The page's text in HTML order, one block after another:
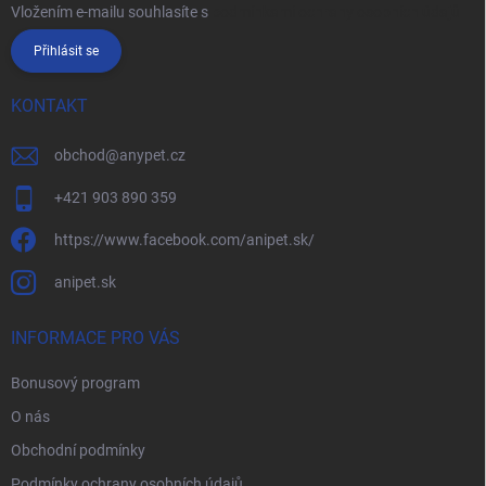
Vložením e-mailu souhlasíte s
Přihlásit se
KONTAKT
obchod@anypet.cz
+421 903 890 359
https://www.facebook.com/anipet.sk/
anipet.sk
INFORMACE PRO VÁS
Bonusový program
O nás
Obchodní podmínky